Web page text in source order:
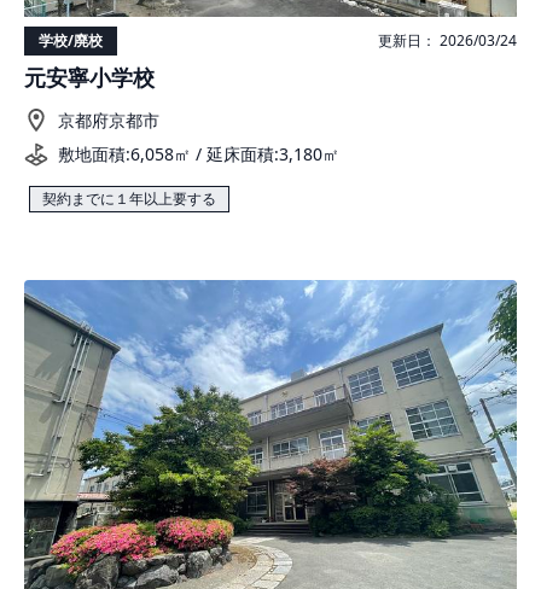
学校/廃校 更新日： 2026/03/24
元安寧小学校
京都府京都市
敷地面積:6,058㎡ / 延床面積:3,180㎡
契約までに１年以上要する